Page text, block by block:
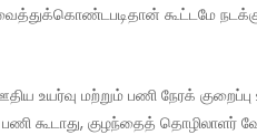
கூட்டமே
கூடாது, குழந்தைத் தொழிலாளர்